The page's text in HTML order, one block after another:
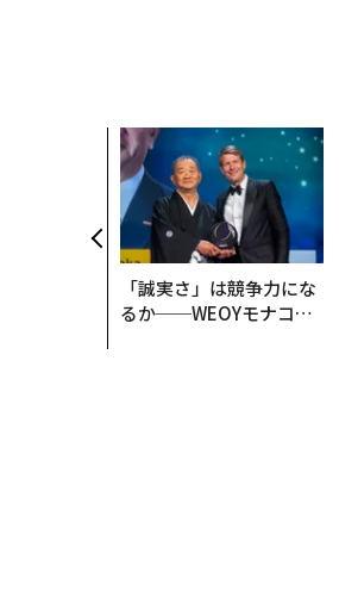
「誠実さ」は競争力にな
るか──WEOYモナコで